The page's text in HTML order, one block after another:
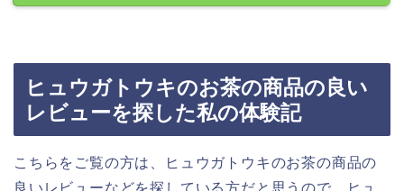
ヒュウガトウキのお茶の商品の良い
レビューを探した私の体験記
こちらをご覧の方は、ヒュウガトウキのお茶の商品の